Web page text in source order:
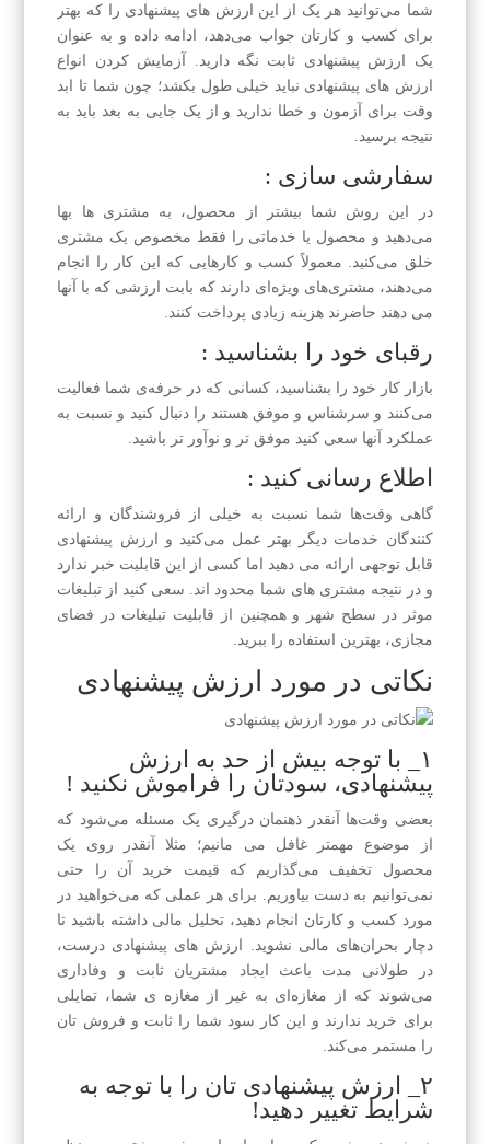
شما می‌توانید هر یک از این ارزش های پیشنهادی را که بهتر
برای کسب و کارتان جواب می‌دهد، ادامه داده و به عنوان
یک ارزش پیشنهادی ثابت نگه دارید. آزمایش کردن انواع
ارزش های پیشنهادی نباید خیلی طول بکشد؛ چون شما تا ابد
وقت برای آزمون و خطا ندارید و از یک جایی به بعد باید به
نتیجه برسید.
سفارشی سازی :
در این روش شما بیشتر از محصول، به مشتری ها بها
می‌دهید و محصول یا خدماتی را فقط مخصوص یک مشتری
خلق می‌کنید. معمولاً کسب و کارهایی که این کار را انجام
می‌دهند، مشتری‌های ویژه‌ای دارند که بابت ارزشی که با آنها
می دهند حاضرند هزینه زیادی پرداخت کنند.
رقبای خود را بشناسید :
بازار کار خود را بشناسید، کسانی که در حرفه‌ی شما فعالیت
می‌کنند و سرشناس و موفق هستند را دنبال کنید و نسبت به
عملکرد آنها سعی کنید موفق تر و نوآور تر باشید.
اطلاع رسانی کنید :
گاهی وقت‌ها شما نسبت به خیلی از فروشندگان و ارائه
کنندگان خدمات دیگر بهتر عمل می‌کنید و ارزش پیشنهادی
قابل توجهی ارائه می دهید اما کسی از این قابلیت خبر ندارد
و در نتیجه مشتری های شما محدود اند. سعی کنید از تبلیغات
موثر در سطح شهر و همچنین از قابلیت تبلیغات در فضای
مجازی، بهترین استفاده را ببرید.
نکاتی در مورد ارزش پیشنهادی
۱_ با توجه بیش از حد به ارزش
پیشنهادی، سودتان را فراموش نکنید !
بعضی وقت‌ها آنقدر ذهنمان درگیری یک مسئله می‌شود که
از موضوع مهمتر غافل می مانیم؛ مثلا آنقدر روی یک
محصول تخفیف می‌گذاریم که قیمت خرید آن را حتی
نمی‌توانیم به دست بیاوریم. برای هر عملی که می‌خواهید در
مورد کسب و کارتان انجام دهید، تحلیل مالی داشته باشید تا
دچار بحران‌های مالی نشوید. ارزش های پیشنهادی درست،
در طولانی مدت باعث ایجاد مشتریان ثابت و وفاداری
می‌شوند که از مغازه‌ای به غیر از مغازه ی شما، تمایلی
برای خرید ندارند و این کار سود شما را ثابت و فروش تان
را مستمر می‌کند.
۲_ ارزش پیشنهادی تان را با توجه به
شرایط تغییر دهید!